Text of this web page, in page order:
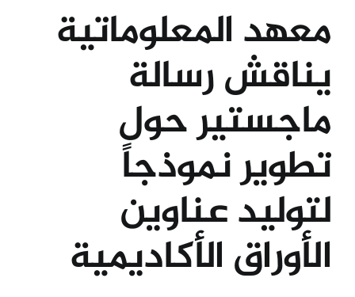
معهد المعلوماتية
يناقش رسالة
ماجستير حول
تطوير نموذجاً
لتوليد عناوين
الأوراق الأكاديمية